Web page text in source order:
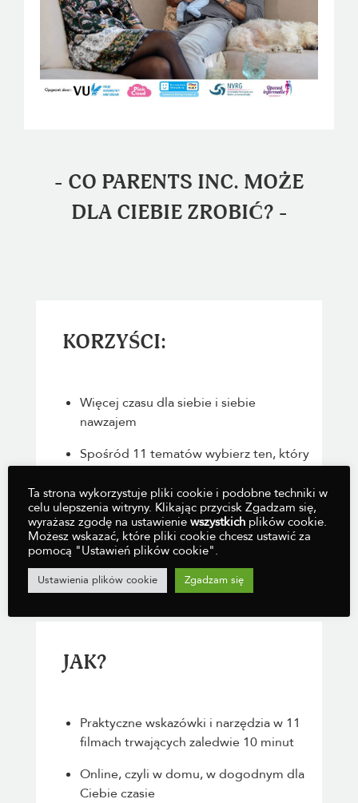
- CO PARENTS INC. MOŻE
DLA CIEBIE ZROBIĆ? -
KORZYŚCI:
Więcej czasu dla siebie i siebie
nawzajem
Spośród 11 tematówwybierz ten, który
Kurs jest anonimowy
Kurs kosztuje normalnie 129 euro, ale
jest bezpłatny, jeśli mieszkasz w jednej z
ponad 50 gmin, które go wykupiły
JAK?
Praktyczne wskazówki i narzędzia w 11
filmach trwających zaledwie 10 minut
Online, czyli w domu, w dogodnym dla
Ciebie czasie
Ta strona wykorzystuje pliki cookie i podobne techniki w
celu ulepszenia witryny. Klikając przycisk Zgadzam się,
wyrażasz zgodę na ustawienie wszystkich plików cookie.
Możesz wskazać, które pliki cookie chcesz ustawić za
pomocą "Ustawień plików cookie".
Ustawienia plików cookie Zgadzam się